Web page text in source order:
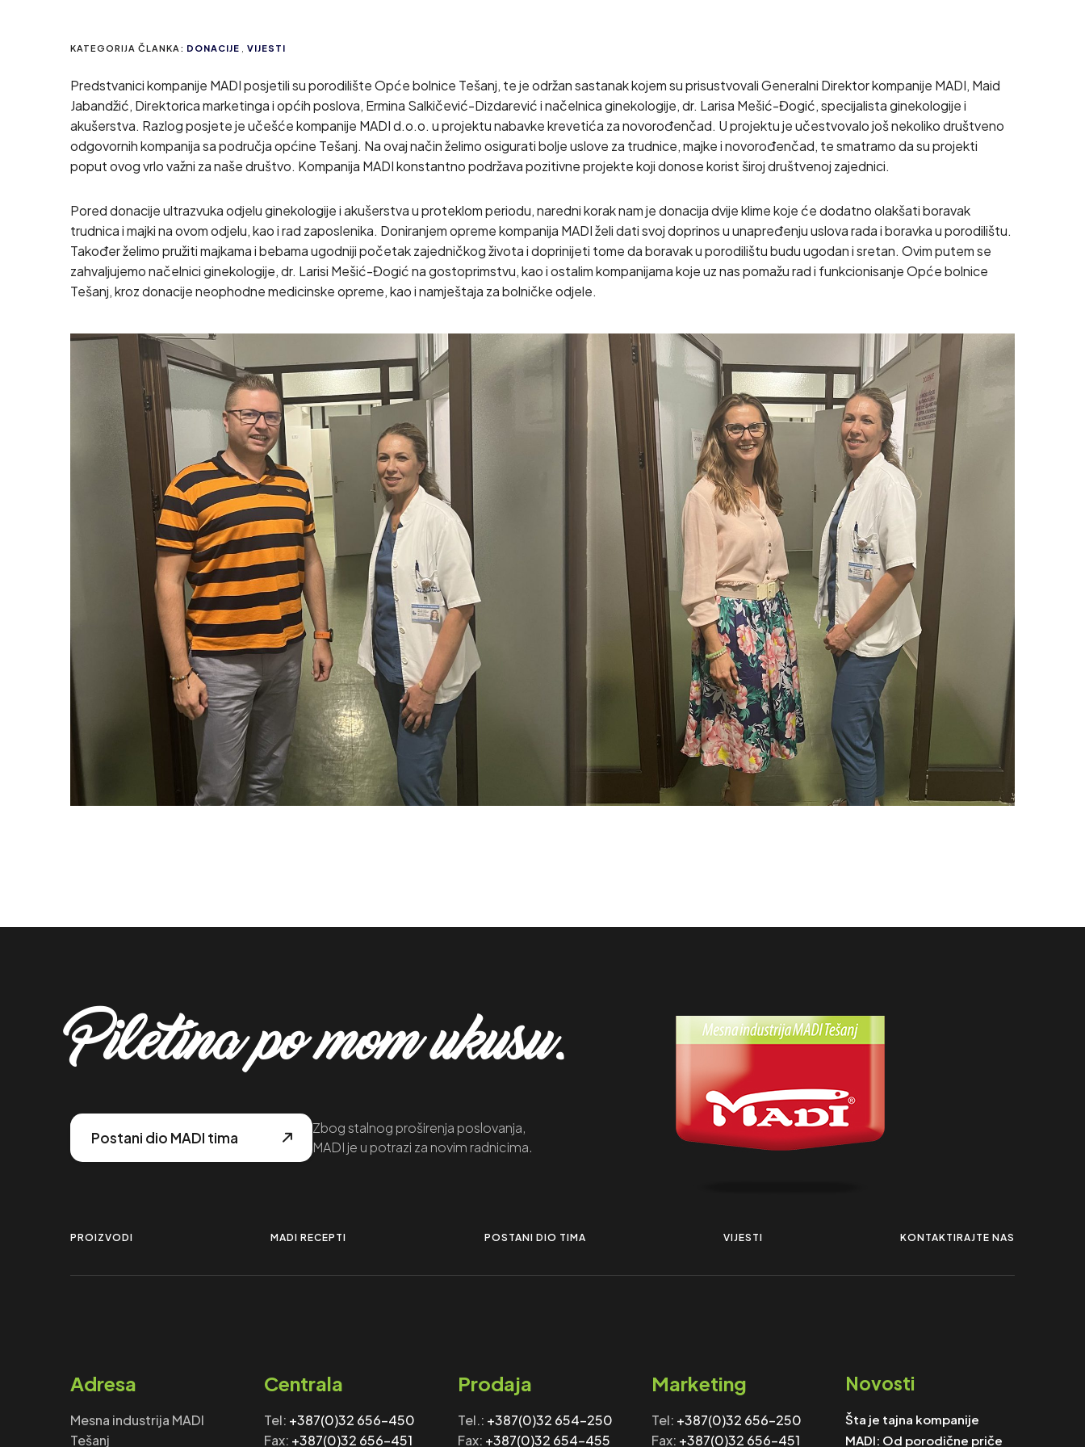
KATEGORIJA ČLANKA: DONACIJE VIJESTI
Predstvanici kompanije MADI posjetili su porodilište Opće bolnice Tešanj, te je održan sastanak kojem su prisustvovali Generalni Direktor kompanije MADI, Maid
Jabandžić, Direktorica marketinga i općih poslova, Ermina Salkičević-Dizdarević i načelnica ginekologije, dr. Larisa Mešić-Đogić, specijalista ginekologije i
akušerstva. Razlog posjete je učešće kompanije MADI d.o.o. u projektu nabavke krevetića za novorođenčad. U projektu je učestvovalo još nekoliko društveno
odgovornih kompanija sa područja općine Tešanj. Na ovaj način želimo osigurati bolje uslove za trudnice, majke i novorođenčad, te smatramo da su projekti
poput ovog vrlo važni za naše društvo. Kompanija MADI konstantno podržava pozitivne projekte koji donose korist široj društvenoj zajednici.
Pored donacije ultrazvuka odjelu ginekologije i akušerstva u proteklom periodu, naredni korak nam je donacija dvije klime koje će dodatno olakšati boravak
trudnica i majki na ovom odjelu, kao i rad zaposlenika. Doniranjem opreme kompanija MADI želi dati svoj doprinos u unapređenju uslova rada i boravka u porodilištu.
Također želimo pružiti majkama i bebama ugodniji početak zajedničkog života i doprinijeti tome da boravak u porodilištu budu ugodan i sretan. Ovim putem se
zahvaljujemo načelnici ginekologije, dr. Larisi Mešić-Đogić na gostoprimstvu, kao i ostalim kompanijama koje uz nas pomažu rad i funkcionisanje Opće bolnice
Tešanj, kroz donacije neophodne medicinske opreme, kao i namještaja za bolničke odjele.
Piletina po mom ukusu.
Postani dio MADI tima
Zbog stalnog proširenja poslovanja,
MADI je u potrazi za novim radnicima.
PROIZVODI MADI RECEPTI POSTANI DIO TIMA VIJESTI KONTAKTIRAJTE NAS
Adresa
Mesna industrija MADI
Tešanj
Centrala
Tel: +387(0)32 656-450
Fax: ‎‎ +387(0)32 656-451
Prodaja
Tel.: +387(0)32 654-250
Fax: +387(0)32 654-455
Marketing
Tel: +‎‎387(0)32 656-250
Fax: ‎‎ +387(0)32 656-451
Novosti
Šta je tajna kompanije
MADI: Od porodične priče